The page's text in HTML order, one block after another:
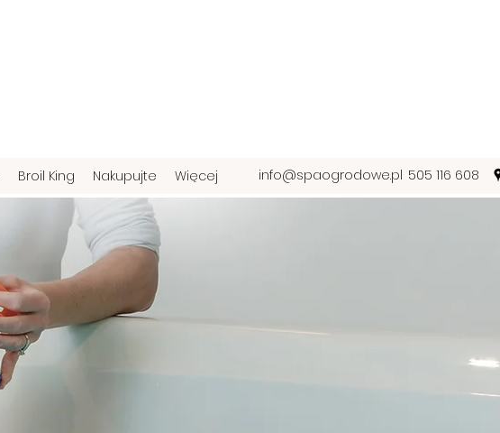
Broil King Nakupujte Więcej info@spaogrodowe.pl 505 116 608